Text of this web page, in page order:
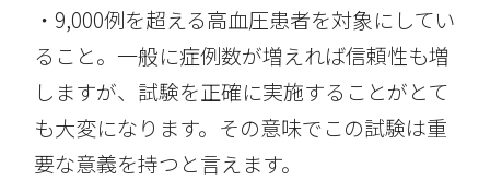
・9,000例を超える高血圧患者を対象にしてい
ること。一般に症例数が増えれば信頼性も増
しますが、試験を正確に実施することがとて
も大変になります。その意味でこの試験は重
要な意義を持つと言えます。